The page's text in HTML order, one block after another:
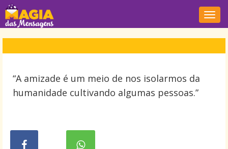
“A amizade é um meio de nos isolarmos da
humanidade cultivando algumas pessoas.”